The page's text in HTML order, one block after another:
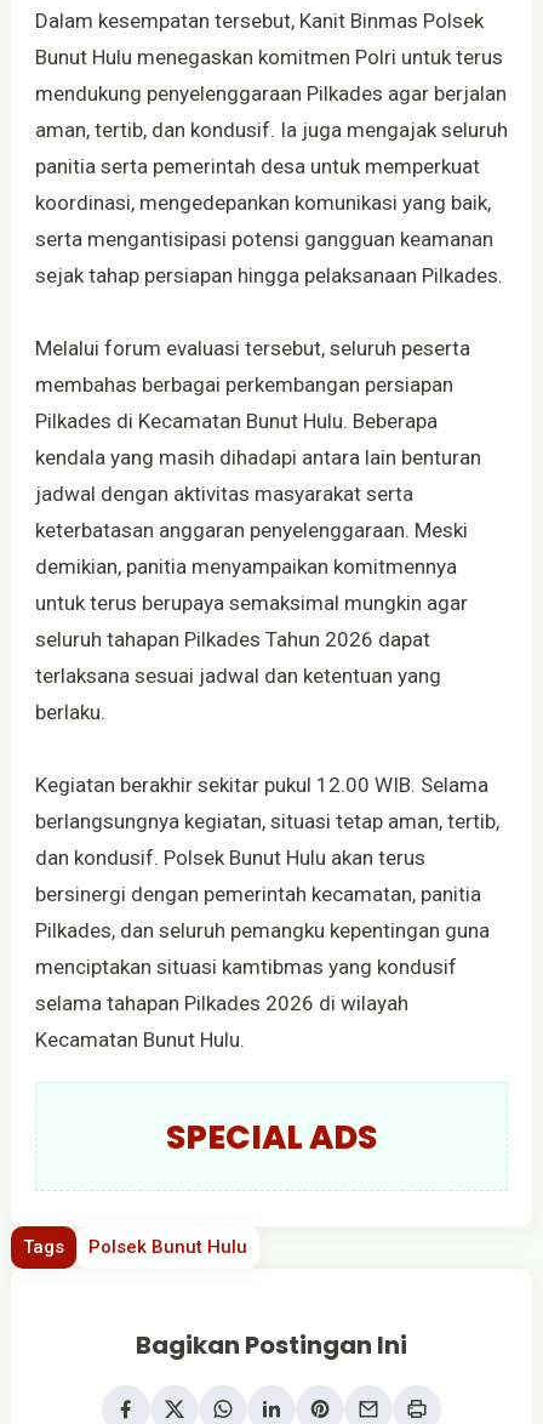
Dalam kesempatan tersebut, Kanit Binmas Polsek
Bunut Hulu menegaskan komitmen Polri untuk terus
mendukung penyelenggaraan Pilkades agar berjalan
aman, tertib, dan kondusif. Ia juga mengajak seluruh
panitia serta pemerintah desa untuk memperkuat
koordinasi, mengedepankan komunikasi yang baik,
serta mengantisipasi potensi gangguan keamanan
sejak tahap persiapan hingga pelaksanaan Pilkades.
Melalui forum evaluasi tersebut, seluruh peserta
membahas berbagai perkembangan persiapan
Pilkades di Kecamatan Bunut Hulu. Beberapa
kendala yang masih dihadapi antara lain benturan
jadwal dengan aktivitas masyarakat serta
keterbatasan anggaran penyelenggaraan. Meski
demikian, panitia menyampaikan komitmennya
untuk terus berupaya semaksimal mungkin agar
seluruh tahapan Pilkades Tahun 2026 dapat
terlaksana sesuai jadwal dan ketentuan yang
berlaku.
Kegiatan berakhir sekitar pukul 12.00 WIB. Selama
berlangsungnya kegiatan, situasi tetap aman, tertib,
dan kondusif. Polsek Bunut Hulu akan terus
bersinergi dengan pemerintah kecamatan, panitia
Pilkades, dan seluruh pemangku kepentingan guna
menciptakan situasi kamtibmas yang kondusif
selama tahapan Pilkades 2026 di wilayah
Kecamatan Bunut Hulu.
SPECIAL ADS
Tags Polsek Bunut Hulu
Bagikan Postingan Ini